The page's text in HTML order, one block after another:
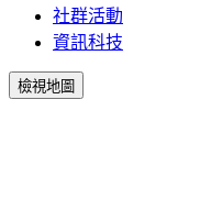
社群活動
資訊科技
檢視地圖